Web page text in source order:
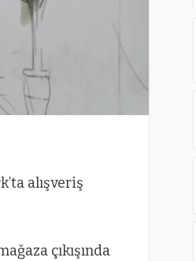
alışveriş
çıkışında